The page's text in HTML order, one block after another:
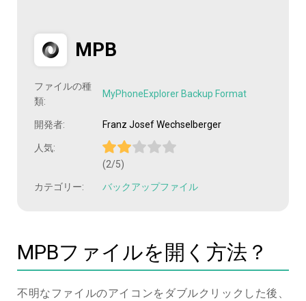
MPB
ファイルの種
類:
MyPhoneExplorer Backup Format
開発者: Franz Josef Wechselberger
人気:
(2/5)
カテゴリー: バックアップファイル
MPBファイルを開く方法？
不明なファイルのアイコンをダブルクリックした後、